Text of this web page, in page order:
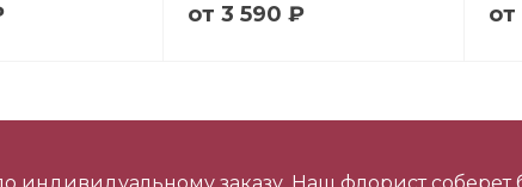
3 590 ₽